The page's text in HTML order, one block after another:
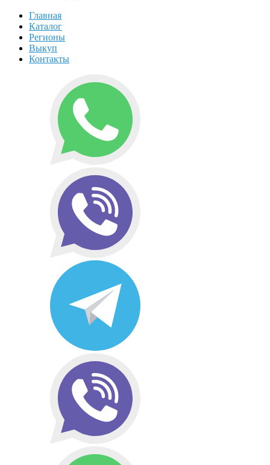
Главная
Каталог
Регионы
Выкуп
Контакты